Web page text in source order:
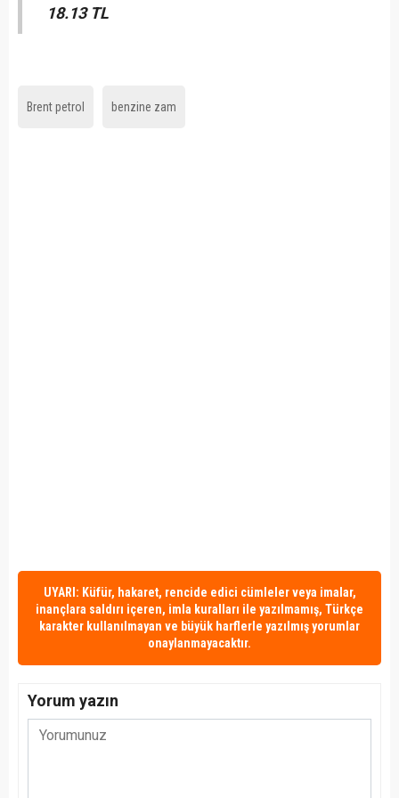
18.13 TL
Brent petrol benzine zam
UYARI: Küfür, hakaret, rencide edici cümleler veya imalar,
inançlara saldırı içeren, imla kuralları ile yazılmamış, Türkçe
karakter kullanılmayan ve büyük harflerle yazılmış yorumlar
onaylanmayacaktır.
Yorum yazın